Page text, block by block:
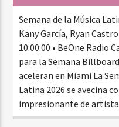
Semana de la Música
Kany García, Ryan
10:00:00 • BeOne Radio
para la Semana
aceleran en Miami La
Latina 2026 se avecina
impresionante de